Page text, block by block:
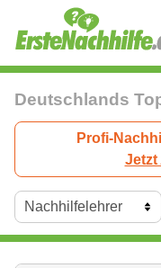
Deutschlands
Profi-
Jetzt